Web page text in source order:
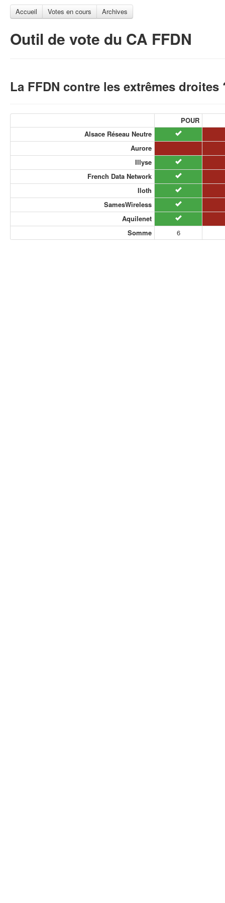
Accueil Votes en cours Archives
Outil de vote du CA FFDN
La FFDN contre les extrêmes droites
POUR
Alsace Réseau Neutre
Aurore
Illyse
French Data Network
Iloth
SamesWireless
Aquilenet
Somme
6